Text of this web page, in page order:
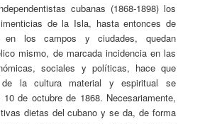
cubanas (1868-1898) los
de la Isla, hasta entonces de
en los campos y ciudades, quedan
mismo, de marcada incidencia en las
sociales y políticas, hace que
la cultura material y espiritual se
de octubre de 1868. Necesariamente,
dietas del cubano y se da, de forma